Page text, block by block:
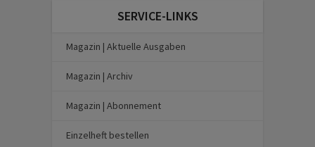
SERVICE-LINKS
Magazin | Aktuelle Ausgaben
Magazin | Archiv
Magazin | Abonnement
Einzelheft bestellen